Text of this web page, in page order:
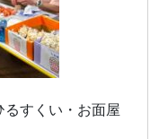
るすくい・お面屋